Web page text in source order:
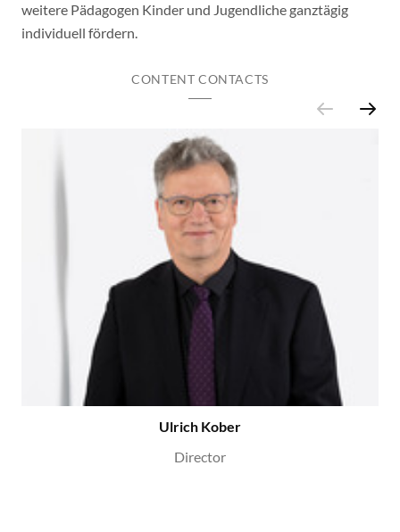
weitere Pädagogen Kinder und Jugendliche ganztägig
individuell fördern.
CONTENT CONTACTS
Ulrich Kober
Director